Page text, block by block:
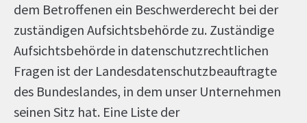
dem Betroffenen ein Beschwerderecht bei der
zuständigen Aufsichtsbehörde zu. Zuständige
Aufsichtsbehörde in datenschutzrechtlichen
Fragen ist der Landesdatenschutzbeauftragte
des Bundeslandes, in dem unser Unternehmen
seinen Sitz hat. Eine Liste der